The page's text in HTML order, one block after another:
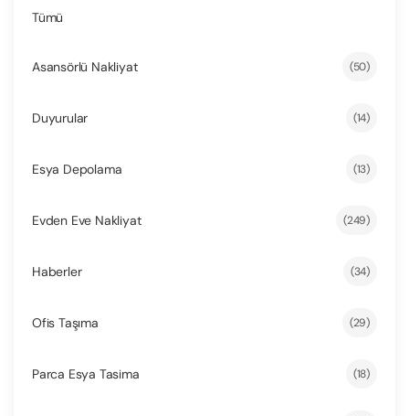
Tümü
Asansörlü Nakliyat (50)
Duyurular (14)
Esya Depolama (13)
Evden Eve Nakliyat (249)
Haberler (34)
Ofis Taşıma (29)
Parca Esya Tasima (18)